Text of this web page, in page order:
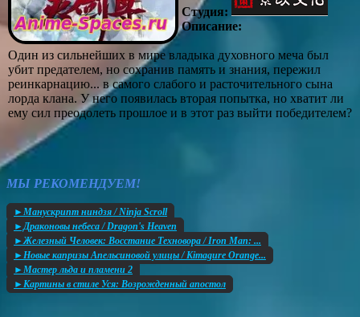
Студия:
Описание:
Один из сильнейших в мире владыка духовного меча был
убит предателем, но сохранив память и знания, пережил
реинкарнацию... в самого слабого и расточительного сына
лорда клана. У него появилась вторая попытка, но хватит ли
ему сил преодолеть прошлое и в этот раз выйти победителем?
МЫ РЕКОМЕНДУЕМ!
►Манускрипт ниндзя / Ninja Scroll
►Драконовы небеса / Dragon's Heaven
►Железный Человек: Восстание Техновора / Iron Man: ...
►Новые капризы Апельсиновой улицы / Kimagure Orange...
►Мастер льда и пламени 2
►Картины в стиле Уся: Возрожденный апостол